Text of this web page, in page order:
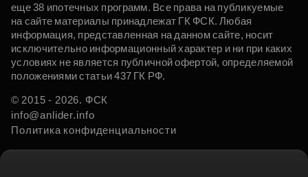
еще 38 ипотечных программ. Все права на публикуемые
на сайте материалы принадлежат ГК ФСК. Любая
информация, представленная на данном сайте, носит
исключительно информационный характер и ни при каких
условиях не является публичной офертой, определяемой
положениями статьи 437 ГК РФ.
© 2015 - 2026. ФСК
info@anlider.info
Политика конфиденциальности